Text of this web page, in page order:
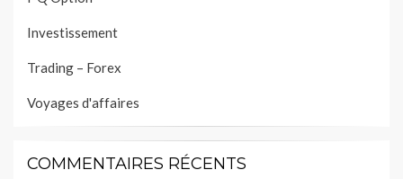
Investissement
Trading – Forex
Voyages d'affaires
COMMENTAIRES RÉCENTS